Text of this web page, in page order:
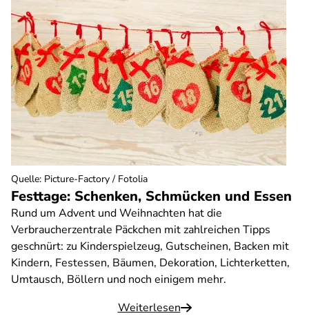
Festtage: Schenken, Schmücken und Essen
Rund um Advent und Weihnachten hat die
Verbraucherzentrale Päckchen mit zahlreichen Tipps
geschnürt: zu Kinderspielzeug, Gutscheinen, Backen mit
Kindern, Festessen, Bäumen, Dekoration, Lichterketten,
Umtausch, Böllern und noch einigem mehr.
Weiterlesen
Quelle: Picture-Factory / Fotolia